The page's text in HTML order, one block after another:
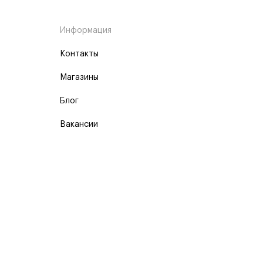
Информация
Контакты
Магазины
Блог
Вакансии